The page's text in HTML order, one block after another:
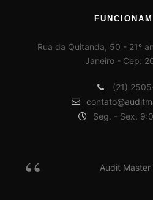
Rua da Quitanda, 50 - 21º
Janeiro - Cep:
(21)
Seg. - Sex.
Audit